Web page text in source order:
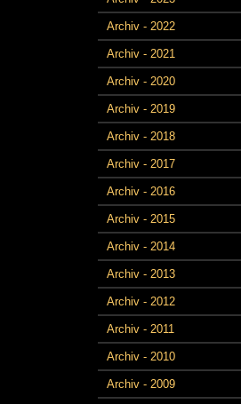
Archiv - 2022
Archiv - 2021
Archiv - 2020
Archiv - 2019
Archiv - 2018
Archiv - 2017
Archiv - 2016
Archiv - 2015
Archiv - 2014
Archiv - 2013
Archiv - 2012
Archiv - 2011
Archiv - 2010
Archiv - 2009